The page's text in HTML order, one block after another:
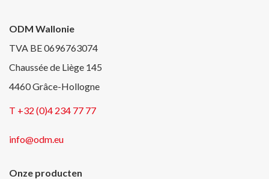
ODM Wallonie
TVA BE 0696763074
Chaussée de Liège 145
4460 Grâce-Hollogne
T +32 (0)4 234 77 77
info@odm.eu
Onze producten